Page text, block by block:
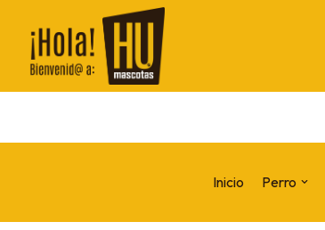
Saltar
contenido
Inicio Perro